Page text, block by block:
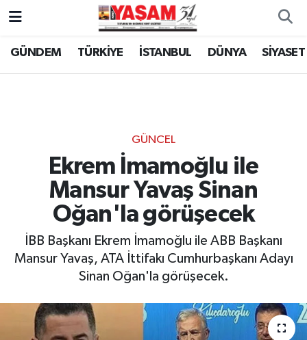
GÜNDEM TÜRKİYE İSTANBUL DÜNYA SİYASET
GÜNCEL
Ekrem İmamoğlu ile
Mansur Yavaş Sinan
Oğan'la görüşecek
İBB Başkanı Ekrem İmamoğlu ile ABB Başkanı
Mansur Yavaş, ATA İttifakı Cumhurbaşkanı Adayı
Sinan Oğan'la görüşecek.